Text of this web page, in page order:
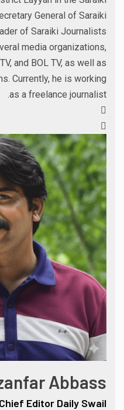
General of Saraiki
of Saraiki Journalists
media organizations,
and BOL TV, as well as
Currently, he is working
as a freelance journalist.
Abbass
Chief Editor Daily Swail